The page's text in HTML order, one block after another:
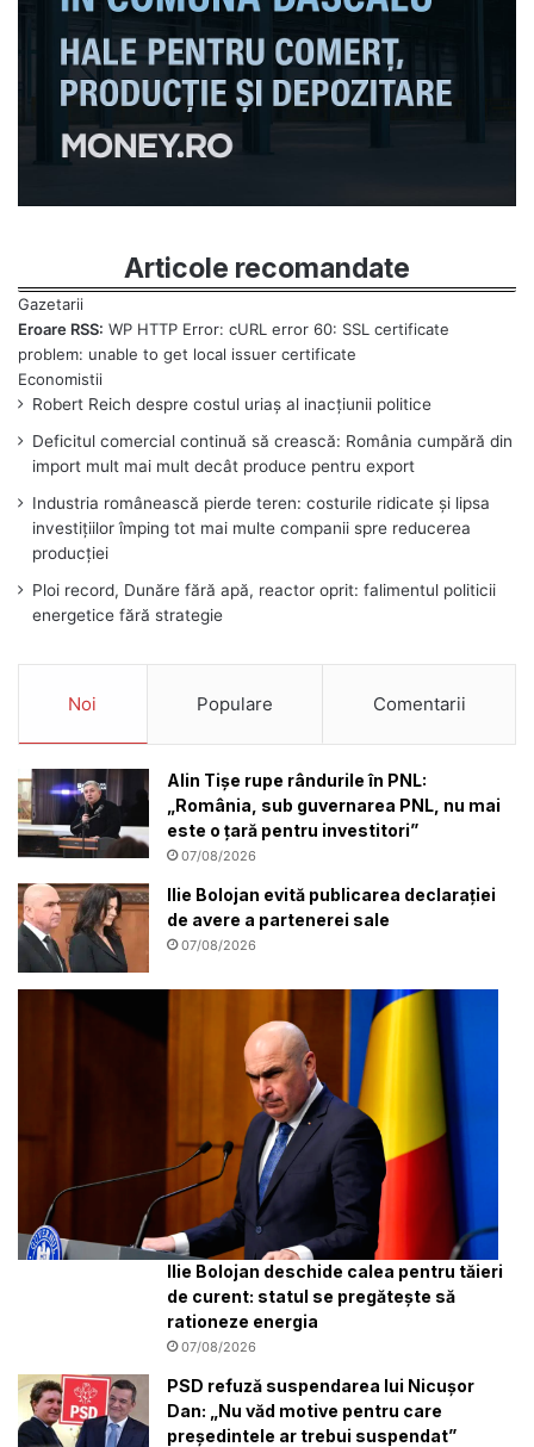
Articole recomandate
Eroare RSS: WP HTTP Error: cURL error 60: SSL certificate
problem: unable to get local issuer certificate
Robert Reich despre costul uriaș al inacțiunii politice
Deficitul comercial continuă să crească: România cumpără din
import mult mai mult decât produce pentru export
Industria românească pierde teren: costurile ridicate și lipsa
investițiilor împing tot mai multe companii spre reducerea
producției
Ploi record, Dunăre fără apă, reactor oprit: falimentul politicii
energetice fără strategie
Noi Populare Comentarii
Alin Tișe rupe rândurile în PNL:
„România, sub guvernarea PNL, nu mai
este o țară pentru investitori”
07/08/2026
Ilie Bolojan evită publicarea declarației
de avere a partenerei sale
07/08/2026
Ilie Bolojan deschide calea pentru tăieri
de curent: statul se pregătește să
rationeze energia
07/08/2026
PSD refuză suspendarea lui Nicușor
Dan: „Nu văd motive pentru care
președintele ar trebui suspendat”